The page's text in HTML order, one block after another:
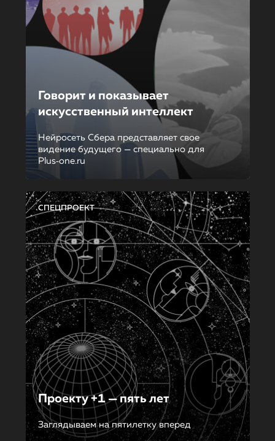
Говорит и показывает
искусственный интеллект
Нейросеть Сбера представляет свое
видение будущего — специально для
Plus‑one.ru
СПЕЦПРОЕКТ
Проекту +1 — пять лет
Заглядываем на пятилетку вперед